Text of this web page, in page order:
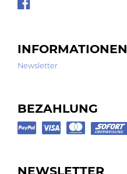
INFORMATIONEN
Newsletter
BEZAHLUNG
NEWSLETTER